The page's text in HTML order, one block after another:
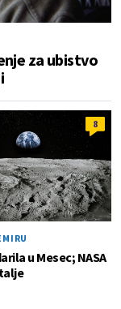
za ubistvo
8
u Mesec; NASA